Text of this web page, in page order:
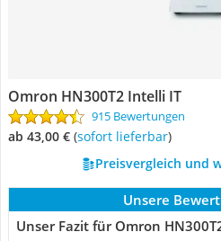
Omron HN300T2 Intelli IT
915 Bewertungen
ab 43,00 € ( Sofort lieferbar)
Preisvergleich und
Unsere
Unser Fazit für Omron